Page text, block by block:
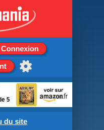
Connexion
du site
5